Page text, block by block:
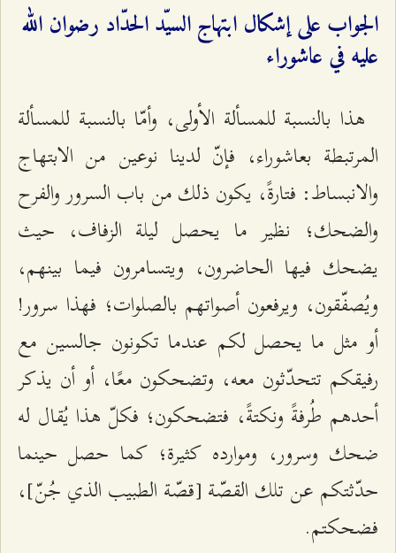
الجواب على إشكال ابتهاج السيّد الحدّاد رضوان الله
عليه في عاشوراء
هذا بالنسبة للمسألة الأولى، وأمّا بالنسبة للمسألة
المرتبطة بعاشوراء، فإنّ لدينا نوعين من الابتهاج
والانبساط: فتارةً، يكون ذلك من باب السرور والفرح
والضحك؛ نظير ما يحصل ليلة الزفاف، حيث
يضحك فيها الحاضرون، ويتسامرون فيما بينهم،
ويُصفّقون، ويرفعون أصواتهم بالصلوات؛ فهذا سرور!
أو مثل ما يحصل لكم عندما تكونون جالسين مع
رفيقكم تتحدّثون معه، وتضحكون معًا، أو أن يذكر
أحدهم طُرفةً ونكتةً، فتضحكون؛ فكلّ هذا يُقال له
ضحك وسرور، وموارده كثيرة؛ كما حصل حينما
حدّثتكم عن تلك القصّة [قصّة الطبيب الذي جُنّ]،
فضحكتم.